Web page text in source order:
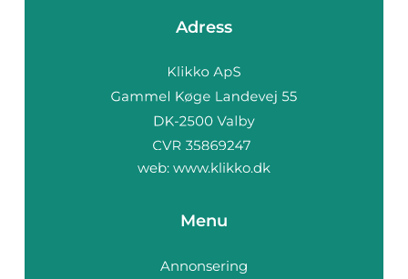
Adress
web: www.klikko.dk
Menu
Annonsering